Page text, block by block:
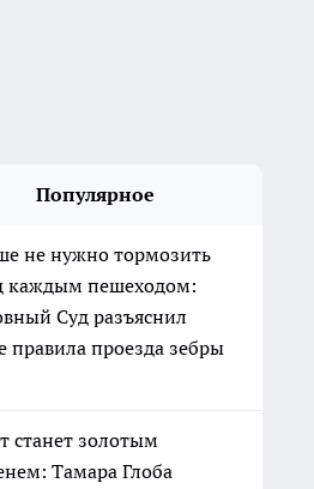
Популярное
не нужно тормозить
каждым пешеходом:
Суд разъяснил
правила проезда зебры
станет золотым
Тамара Глоба